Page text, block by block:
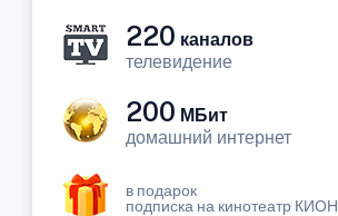
220 каналов
телевидение
200 МБит
домашний интернет
в подарок
подписка на кинотеатр КИОН